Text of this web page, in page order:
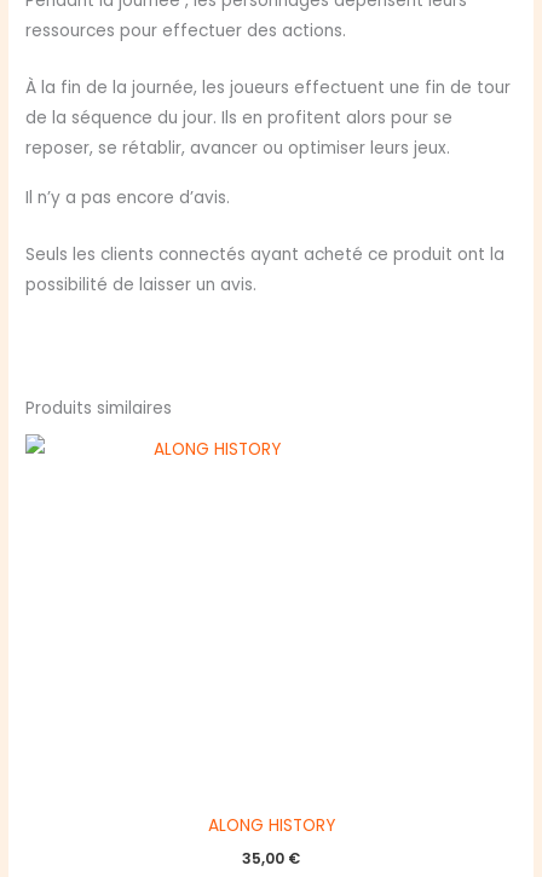
ressources pour effectuer des actions.
À la fin de la journée, les joueurs effectuent une fin de tour
de la séquence du jour. Ils en profitent alors pour se
reposer, se rétablir, avancer ou optimiser leurs jeux.
Il n’y a pas encore d’avis.
Seuls les clients connectés ayant acheté ce produit ont la
possibilité de laisser un avis.
Produits similaires
ALONG HISTORY
35,00 €